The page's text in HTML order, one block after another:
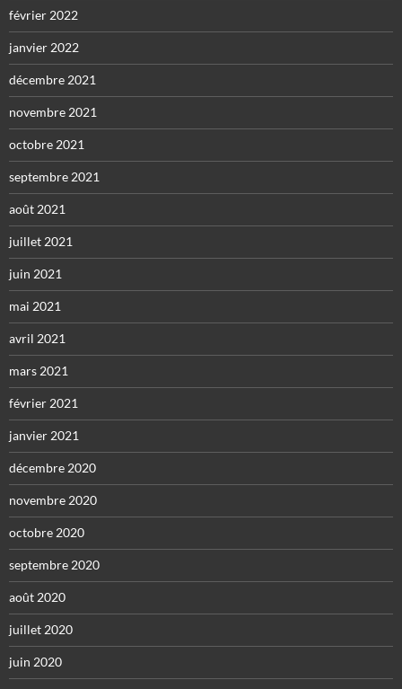
février 2022
janvier 2022
décembre 2021
novembre 2021
octobre 2021
septembre 2021
août 2021
juillet 2021
juin 2021
mai 2021
avril 2021
mars 2021
février 2021
janvier 2021
décembre 2020
novembre 2020
octobre 2020
septembre 2020
août 2020
juillet 2020
juin 2020